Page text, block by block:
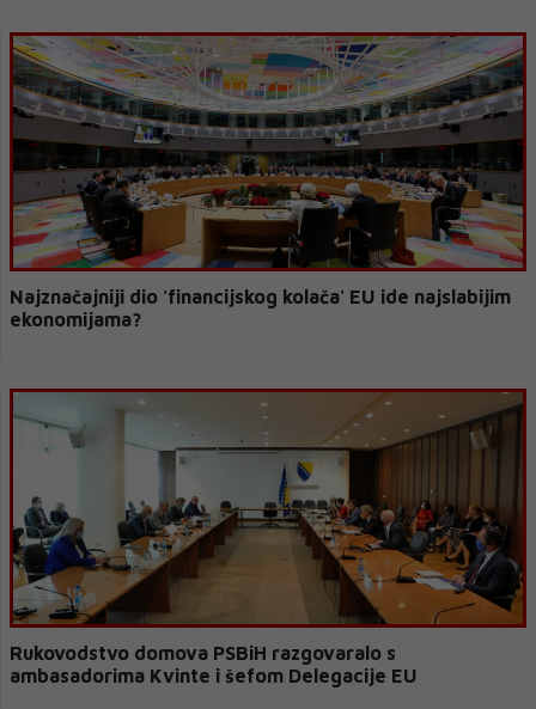
Najznačajniji dio 'financijskog kolača' EU ide najslabijim
ekonomijama?
Rukovodstvo domova PSBiH razgovaralo s
ambasadorima Kvinte i šefom Delegacije EU